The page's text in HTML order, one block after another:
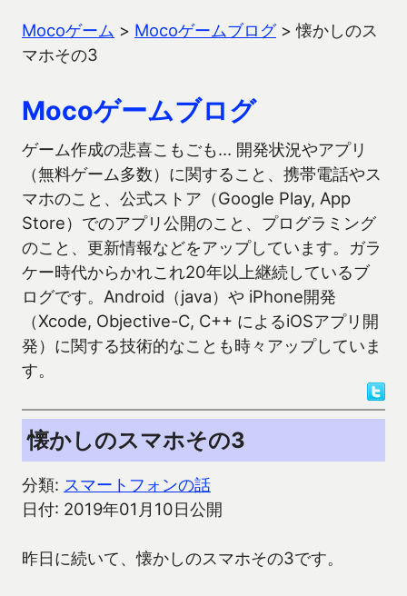
Mocoゲーム > Mocoゲームブログ>懐かしのス
マホその3
Mocoゲームブログ
ゲーム作成の悲喜こもごも… 開発状況やアプリ
（無料ゲーム多数）に関すること、携帯電話やス
マホのこと、公式ストア（Google Play, App
Store）でのアプリ公開のこと、プログラミング
のこと、更新情報などをアップしています。ガラ
ケー時代からかれこれ20年以上継続しているブ
ログです。Android（java）や iPhone開発
（Xcode, Objective-C, C++ によるiOSアプリ開
発）に関する技術的なことも時々アップしていま
す。
懐かしのスマホその3
分類: スマートフォンの話
日付: 2019年01月10日公開
昨日に続いて、懐かしのスマホその3です。